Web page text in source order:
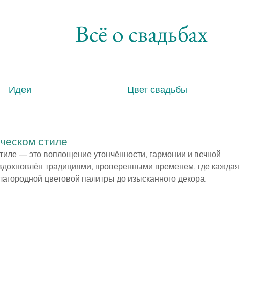
Всё о свадьбах
Идеи Цвет свадьбы
стиле
— это воплощение утончённости, гармонии и вечной
традициями, проверенными временем, где каждая
цветовой палитры до изысканного декора.